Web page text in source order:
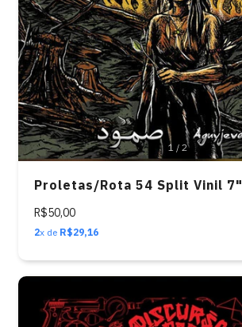
1 / 2
Proletas/Rota 54 Split Vinil 7"
R$50,00
2x de R$29,16